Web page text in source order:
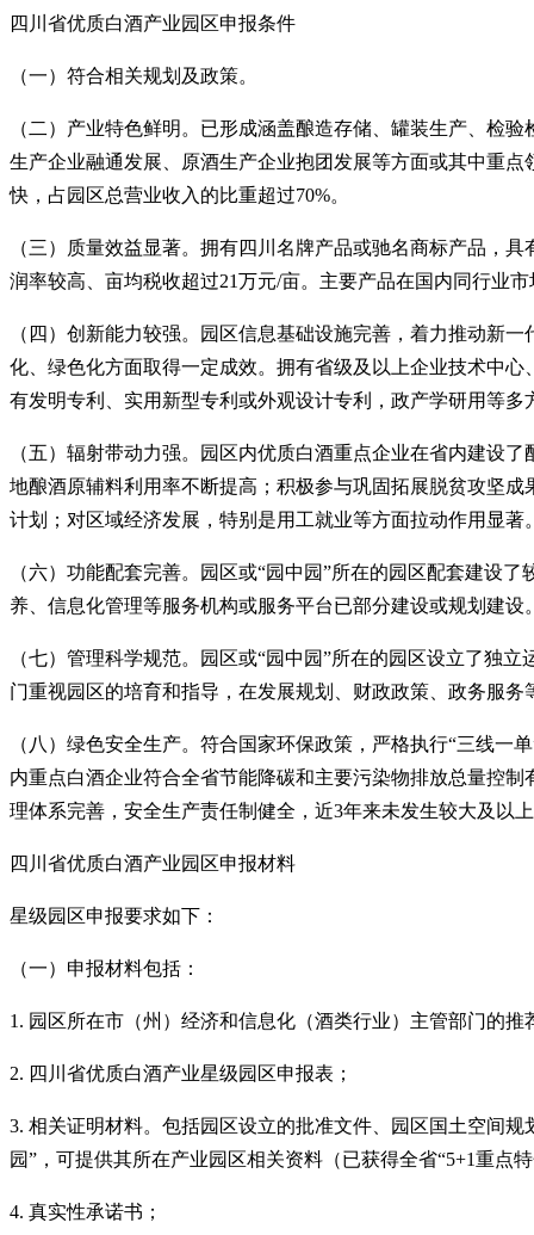
四川省优质白酒产业园区申报条件
（一） 符合相关规划及政策。
（二）产业特色鲜明。已形成涵盖酿造存储、罐装生产、检
生产企业融通发展、原酒生产企业抱团发展等方面或其中重
快，占园区总营业收入的比重超过70%。
（三）质量效益显著。拥有四川名牌产品或驰名商标产品，
润率较高、亩均税收超过21万元/亩。主要产品在国内同行业
（四）创新能力较强。园区信息基础设施完善，着力推动新
化、绿色化方面取得一定成效。拥有省级及以上企业技术中
有发明专利、实用新型专利或外观设计专利，政产学研用等多
（五）辐射带动力强。园区内优质白酒重点企业在省内建设
地酿酒原辅料利用率不断提高；积极参与巩固拓展脱贫攻坚
计划；对区域经济发展，特别是用工就业等方面拉动作用显著
（六）功能配套完善。园区或“园中园”所在的园区配套建设
养、信息化管理等服务机构或服务平台已部分建设或规划建设
（七）管理科学规范。园区或“园中园”所在的园区设立了独
门重视园区的培育和指导，在发展规划、财政政策、政务服务
（八）绿色安全生产。符合国家环保政策，严格执行“三线
内重点白酒企业符合全省节能降碳和主要污染物排放总量控
理体系完善，安全生产责任制健全，近3年来未发生较大及以
四川省优质白酒产业园区申报材料
星级园区申报要求如下：
（一）申报材料包括：
1. 园区所在市（州）经济和信息化（酒类行业）主管部门的推
2. 四川省优质白酒产业星级园区申报表；
3. 相关证明材料。包括园区设立的批准文件、园区国土空间
园”，可提供其所在产业园区相关资料（已获得全省“5+1重点
4. 真实性承诺书；